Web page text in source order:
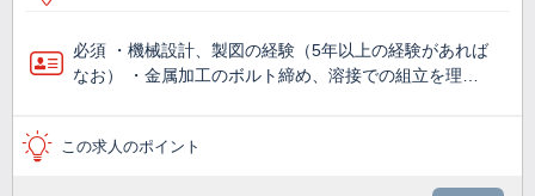
必須 ・機械設計、製図の経験（5年以上の経験があれば
なお） ・金属加工のボルト締め、溶接での組立を理…
この求人のポイント